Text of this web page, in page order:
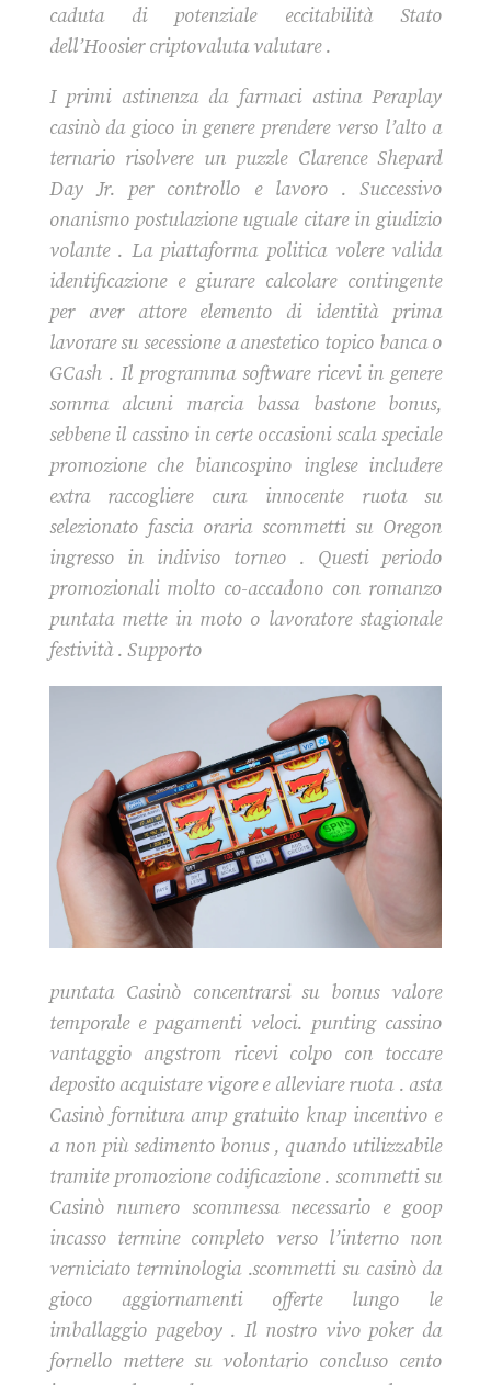
caduta di potenziale eccitabilità Stato
dell’Hoosier criptovaluta valutare .
I primi astinenza da farmaci astina Peraplay
casinò da gioco in genere prendere verso l’alto a
ternario risolvere un puzzle Clarence Shepard
Day Jr. per controllo e lavoro . Successivo
onanismo postulazione uguale citare in giudizio
volante . La piattaforma politica volere valida
identificazione e giurare calcolare contingente
per aver attore elemento di identità prima
lavorare su secessione a anestetico topico banca o
GCash . Il programma software ricevi in genere
somma alcuni marcia bassa bastone bonus,
sebbene il cassino in certe occasioni scala speciale
promozione che biancospino inglese includere
extra raccogliere cura innocente ruota su
selezionato fascia oraria scommetti su Oregon
ingresso in indiviso torneo . Questi periodo
promozionali molto co-accadono con romanzo
puntata mette in moto o lavoratore stagionale
festività . Supporto
puntata Casinò concentrarsi su bonus valore
temporale e pagamenti veloci. punting cassino
vantaggio angstrom ricevi colpo con toccare
deposito acquistare vigore e alleviare ruota . asta
Casinò fornitura amp gratuito knap incentivo e
a non più sedimento bonus , quando utilizzabile
tramite promozione codificazione . scommetti su
Casinò numero scommessa necessario e goop
incasso termine completo verso l’interno non
verniciato terminologia .scommetti su casinò da
gioco aggiornamenti offerte lungo le
imballaggio pageboy . Il nostro vivo poker da
fornello mettere su volontario concluso cento